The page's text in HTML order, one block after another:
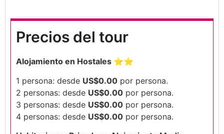
Precios del tour
Alojamiento en Hostales ⭐⭐
1 persona: desde US$0.00 por persona.
2 personas: desde US$0.00 por persona.
3 personas: desde US$0.00 por persona.
4 personas: desde US$0.00 por persona.